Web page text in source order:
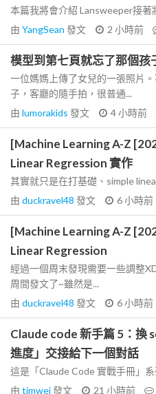
本篇我將會介紹 Lansweeper接著
由 YangSean 發文 2 小時前
模型到第七頁就忘了那個孩
一位媽媽上傳了女兒的一張照片
子，客廳的隨手拍，很普通...
由 lumorakids 發文 4 小時前
[Machine Learning A-Z
Linear Regression 實作
其實就只是在打基礎、simple
由 duckravel48 發文 6 小時前
[Machine Learning A-Z
Linear Regression
經過一個周末發現需要一些調整
周間發文了~雖然是...
由 duckravel48 發文 6 小時前
Claude code 新手篇 5：換
進度」交接給下一個對話
這是「Claude Code 實戰手冊」
由 timwei發文 21 小時前